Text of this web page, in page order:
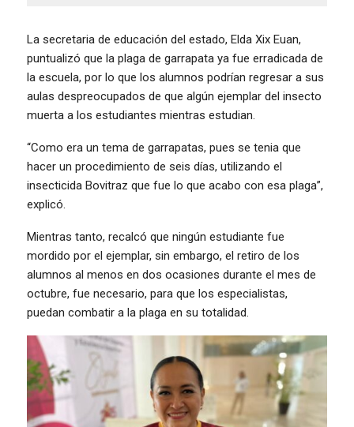
La secretaria de educación del estado, Elda Xix Euan,
puntualizó que la plaga de garrapata ya fue erradicada de
la escuela, por lo que los alumnos podrían regresar a sus
aulas despreocupados de que algún ejemplar del insecto
muerta a los estudiantes mientras estudian.
“Como era un tema de garrapatas, pues se tenia que
hacer un procedimiento de seis días, utilizando el
insecticida Bovitraz que fue lo que acabo con esa plaga”,
explicó.
Mientras tanto, recalcó que ningún estudiante fue
mordido por el ejemplar, sin embargo, el retiro de los
alumnos al menos en dos ocasiones durante el mes de
octubre, fue necesario, para que los especialistas,
puedan combatir a la plaga en su totalidad.